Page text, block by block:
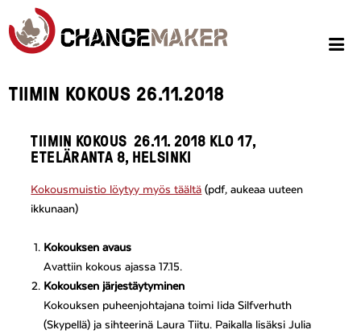
TIIMIN KOKOUS 26.11.2018
TIIMIN KOKOUS 26.11. 2018 KLO 17,
ETELÄRANTA 8, HELSINKI
Kokousmuistio löytyy myös täältä (pdf, aukeaa uuteen
ikkunaan)
Kokouksen avaus
Avattiin kokous ajassa 17.15.
Kokouksen järjestäytyminen
Kokouksen puheenjohtajana toimi Iida Silfverhuth
(Skypellä) ja sihteerinä Laura Tiitu. Paikalla lisäksi Julia